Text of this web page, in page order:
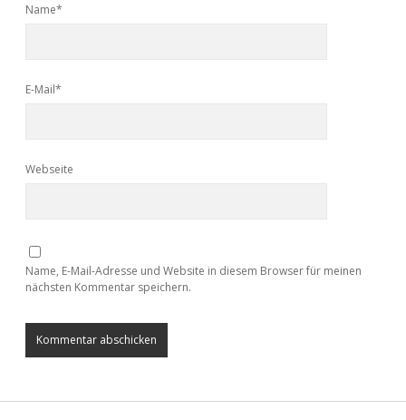
Name*
E-Mail*
Webseite
Name, E-Mail-Adresse und Website in diesem Browser für meinen
nächsten Kommentar speichern.